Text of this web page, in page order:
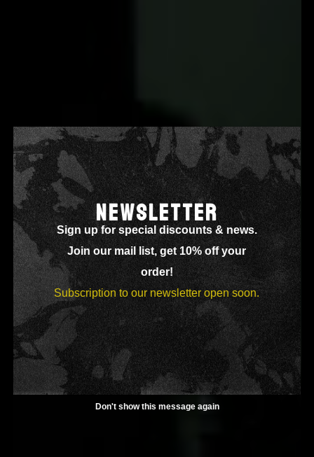
NEWSLETTER
Sign up for special discounts & news.
Join our mail list, get 10% off your
order!
Subscription to our newsletter open soon.
Don't show this message again